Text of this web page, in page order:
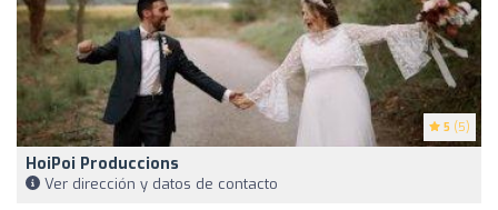
5 (5)
HoiPoi Produccions
Ver dirección y datos de contacto